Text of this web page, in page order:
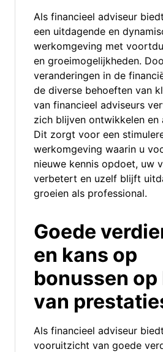
Als financieel adviseur
een uitdagende en
werkomgeving met
en groeimogelijkheden.
veranderingen in de
de diverse behoeften van
van financieel adviseurs
zich blijven ontwikkelen en
Dit zorgt voor een
werkomgeving waarin u
nieuwe kennis opdoet, uw
verbetert en uzelf blijft
groeien als professional.
Goede
en kans op
bonussen op
van
Als financieel adviseur
vooruitzicht van goede